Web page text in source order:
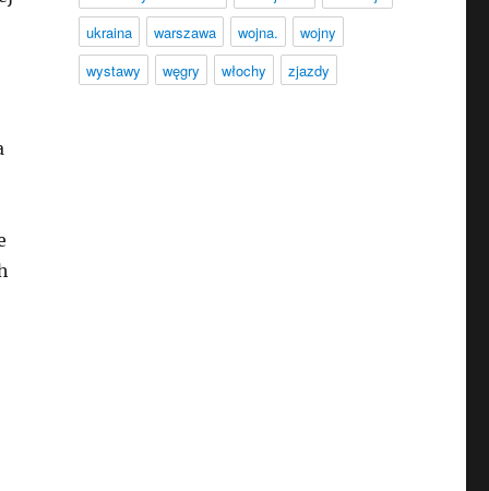
ukraina
warszawa wojna.
wojny
wystawy
węgry włochy zjazdy